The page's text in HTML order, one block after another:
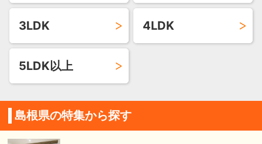
3LDK 4LDK
5LDK以上
島根県の特集から探す